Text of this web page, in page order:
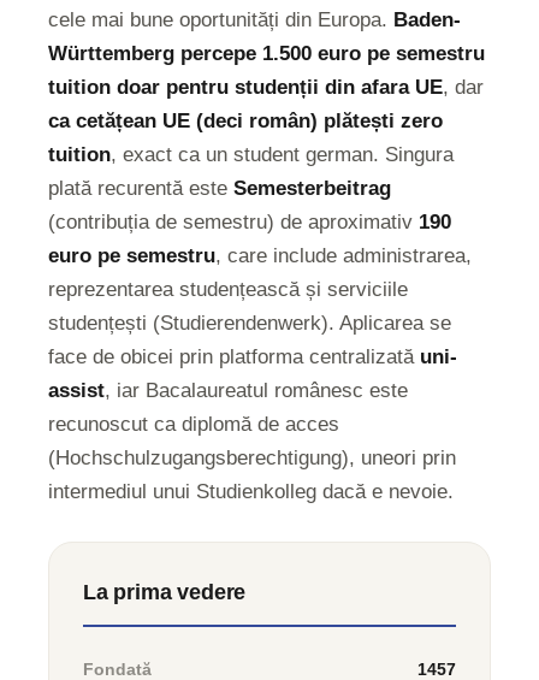
cele mai bune oportunități din Europa. Baden-
Württemberg percepe 1.500 euro pe semestru
tuition doar pentru studenții din afara UE, dar
ca cetățean UE (deci român) plătești zero
tuition, exact ca un student german. Singura
plată recurentă este Semesterbeitrag
(contribuția de semestru) de aproximativ 190
euro pe semestru, care include administrarea,
reprezentarea studențească și serviciile
studențești (Studierendenwerk). Aplicarea se
face de obicei prin platforma centralizată uni-
assist, iar Bacalaureatul românesc este
recunoscut ca diplomă de acces
(Hochschulzugangsberechtigung), uneori prin
intermediul unui Studienkolleg dacă e nevoie.
La prima vedere
Fondată 1457